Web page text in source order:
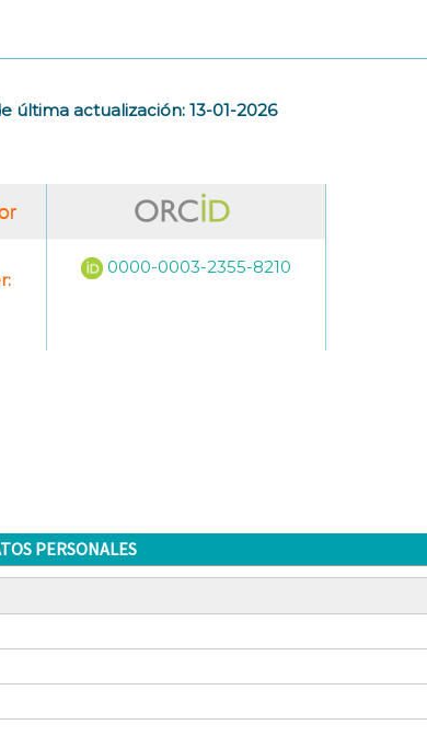
última actualización: 13-01-2026
0000-0003-2355-8210
PERSONALES